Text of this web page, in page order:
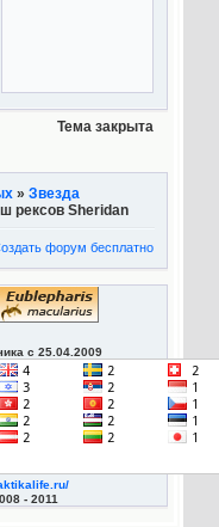
Тема закрыта
» Звезда
рексов Sheridan
форум бесплатно
с 25.04.2009
- 2011